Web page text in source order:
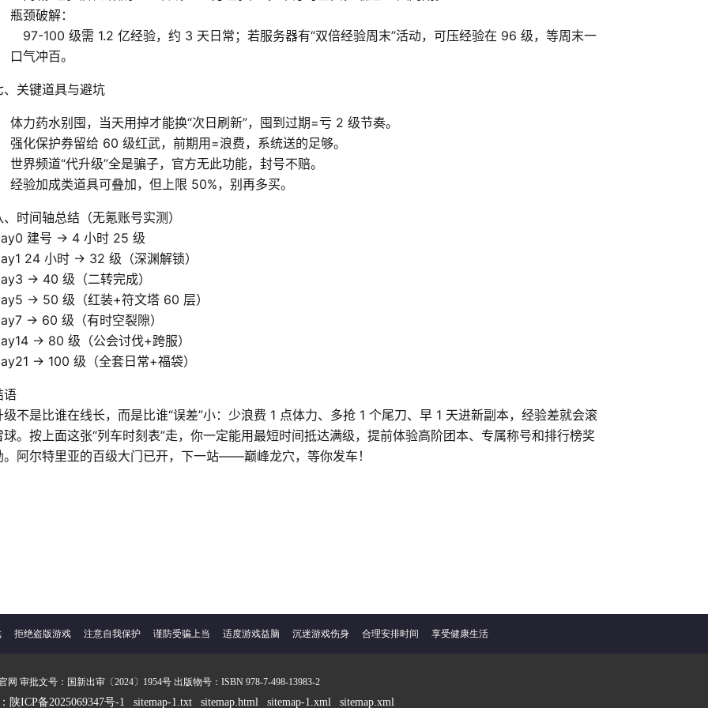
瓶颈破解：
97-100 级需 1.2 亿经验，约 3 天日常；若服务器有“双倍经验周末”活动，可压经验在 96 级，等周末一
口气冲百。
、关键道具与避坑
体力药水别囤，当天用掉才能换“次日刷新”，囤到过期=亏 2 级节奏。
强化保护券留给 60 级红武，前期用=浪费，系统送的足够。
世界频道“代升级”全是骗子，官方无此功能，封号不赔。
经验加成类道具可叠加，但上限 50%，别再多买。
、时间轴总结（无氪账号实测）
建号 → 4 小时 25 级
24 小时 → 32 级（深渊解锁）
→ 40 级（二转完成）
→ 50 级（红装+符文塔 60 层）
→ 60 级（有时空裂隙）
→ 80 级（公会讨伐+跨服）
→ 100 级（全套日常+福袋）
语
级不是比谁在线长，而是比谁“误差”小：少浪费 1 点体力、多抢 1 个尾刀、早 1 天进新副本，经验差就会滚
球。按上面这张“列车时刻表”走，你一定能用最短时间抵达满级，提前体验高阶团本、专属称号和排行榜奖
。阿尔特里亚的百级大门已开，下一站——巅峰龙穴，等你发车！
拒绝盗版游戏 注意自我保护 谨防受骗上当 适度游戏益脑 沉迷游戏伤身 合理安排时间 享受健康生活
网 审批文号：国新出审〔2024〕1954号 出版物号：ISBN 978-7-498-13983-2
陕ICP备2025069347号-1 sitemap-1.txt sitemap.html sitemap-1.xml sitemap.xml